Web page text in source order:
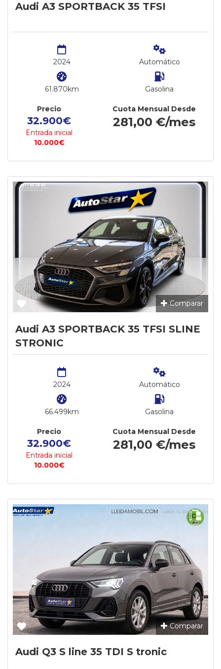
Audi A3 SPORTBACK 35 TFSI
2024
61.870km
Automático
Gasolina
Precio
32.900€
Entrada inicial
10.000€
Cuota Mensual Desde
281,00 €/mes
Comparar
Audi A3 SPORTBACK 35 TFSI SLINE
STRONIC
2024
66.499km
Automático
Gasolina
Precio
32.900€
Entrada inicial
10.000€
Cuota Mensual Desde
281,00 €/mes
Comparar
Audi Q3 S line 35 TDI S tronic